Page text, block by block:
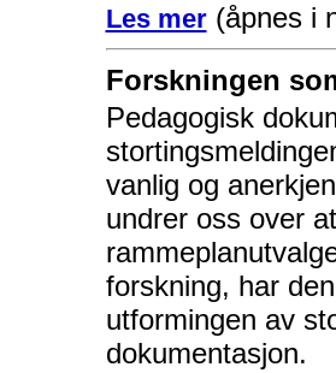
Les mer(åpnes i
Forskningen
Pedagogisk
vanlig og
undrer oss over
forskning, har
utformingen av
dokumentasjon.